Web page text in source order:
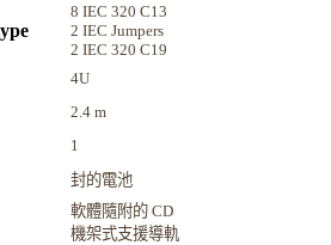
8 IEC 320 C13
2 IEC Jumpers
2 IEC 320 C19
4U
2.4 m
1
封的電池
軟體隨附的 CD
機架式支援導軌